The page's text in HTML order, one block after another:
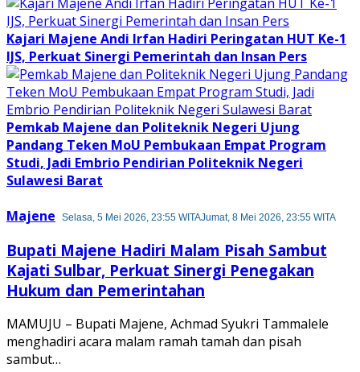
Kajari Majene Andi Irfan Hadiri Peringatan HUT Ke-1
IJS, Perkuat Sinergi Pemerintah dan Insan Pers
Pemkab Majene dan Politeknik Negeri Ujung
Pandang Teken MoU Pembukaan Empat Program
Studi, Jadi Embrio Pendirian Politeknik Negeri
Sulawesi Barat
Majene
Selasa, 5 Mei 2026, 23:55 WITAJumat, 8 Mei 2026, 23:55 WITA
Bupati Majene Hadiri Malam Pisah Sambut
Kajati Sulbar, Perkuat Sinergi Penegakan
Hukum dan Pemerintahan
MAMUJU – Bupati Majene, Achmad Syukri Tammalele
menghadiri acara malam ramah tamah dan pisah
sambut…